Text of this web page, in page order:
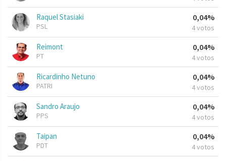
Raquel Stasiaki
PSL
0,04%
4 votos
Reimont
PT
0,04%
4 votos
Ricardinho Netuno
PATRI
0,04%
4 votos
Sandro Araujo
PPS
0,04%
4 votos
Taipan
PDT
0,04%
4 votos